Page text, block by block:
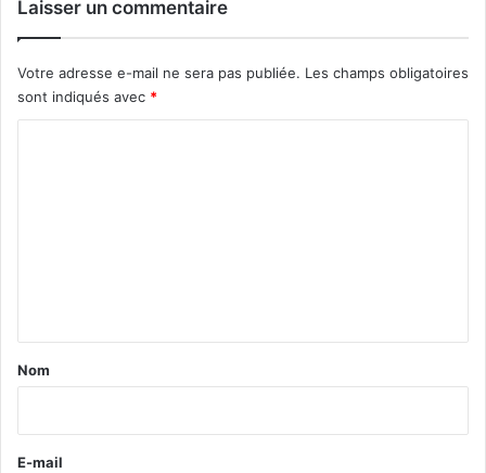
Laisser un commentaire
Votre adresse e-mail ne sera pas publiée. Les champs obligatoires
sont indiqués avec *
a
e
Nom
E-mail